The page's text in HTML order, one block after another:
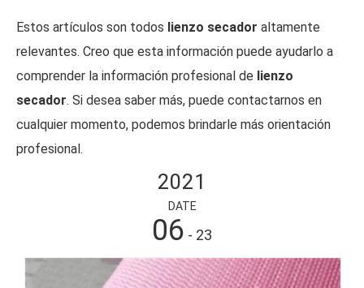
Estos artículos son todos lienzo secador altamente
relevantes. Creo que esta información puede ayudarlo a
comprender la información profesional de lienzo
secador. Si desea saber más, puede contactarnos en
cualquier momento, podemos brindarle más orientación
profesional.
2021
DATE
06 - 23